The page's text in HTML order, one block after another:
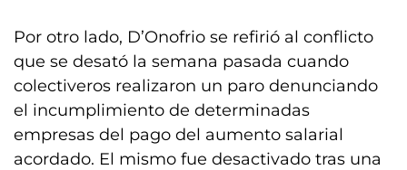
Por otro lado, D’Onofrio se refirió al conflicto
que se desató la semana pasada cuando
colectiveros realizaron un paro denunciando
el incumplimiento de determinadas
empresas del pago del aumento salarial
acordado. El mismo fue desactivado tras una